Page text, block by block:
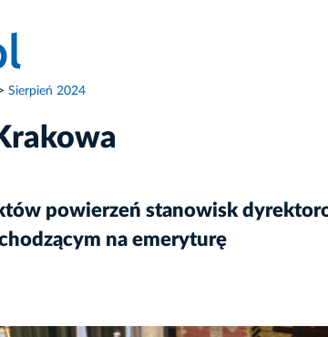
Sierpień 2024
powierzeń stanowisk
na emeryturę